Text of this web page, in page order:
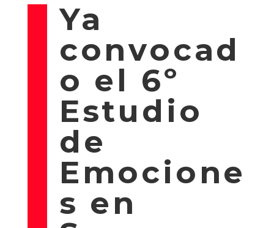
Ya
convocad
o el 6º
Estudio
de
Emocione
s en